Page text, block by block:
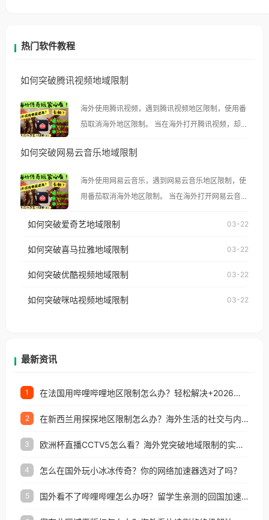
热门软件教程
如何突破腾讯视频地域限制
海外使用腾讯视频，遇到腾讯视频地区限制，使用番
茄取消海外地区限制。 当在海外打开腾讯视频，却突
示语。 海外用户如香港、澳门、台湾、美国、加拿
像其他音乐平台一样，出现地区及版权限制问题，且
仅能在中国大陆地区播放。 遇到这个问题的朋友们，
使用番茄回国加速器，即可解决「海外用户收听腾讯
台湾、美国、加拿大、澳大利亚、欧洲等国家和地区
权限制所困扰。
如何突破网易云音乐地域限制
海外使用网易云音乐，遇到网易云音乐地区限制，使
用番茄取消海外地区限制。 当在海外打开网易云音
播放”的提示语。 海外用户如香港、澳门、台湾、美
国、加拿大、澳大利亚、欧洲等国家和地区时，网易
制问题，且仅能在中国大陆地区播放。 遇到这个问题
户收听网易云音乐地区版权限制」的问题，无论人在
如何突破爱奇艺地域限制 03-22
如何突破喜马拉雅地域限制 03-22
如何突破优酷视频地域限制 03-22
如何突破咪咕视频地域限制 03-22
最新资讯
1 在法国用哔哩哔哩地区限制怎么办？轻松解决+2026世界杯看球攻略
2 在新西兰用探探地区限制怎么办？海外生活的社交与内容之困
3 欧洲杯直播CCTV5怎么看？海外党突破地域限制的实用指南
4 怎么在国外玩小冰冰传奇？你的网络加速器选对了吗？
5 国外看不了哔哩哔哩怎么办呀？留学生亲测的回国加速全攻略（含酷我音乐渤海银行解决方法）